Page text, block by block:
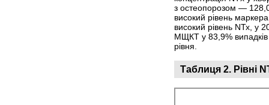
з остеопорозом —
високий рівень
високий рівень NТх, у
МЩКТ у 83,9% випадків
рівня.
Таблиця 2. Рівні